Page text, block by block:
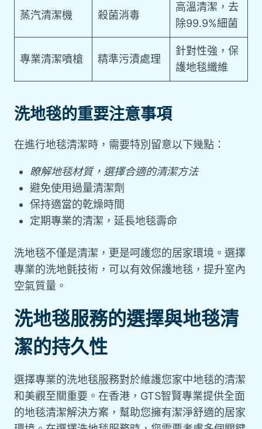
蒸汽清潔機 殺菌消毒
高溫清潔，去
除99.9%細菌
專業清潔噴槍 精準污漬處理
針對性強，保
護地毯纖維
洗地毯的重要注意事項
在進行地毯清潔時，需要特別留意以下幾點：
瞭解地毯材質，選擇合適的清潔方法
避免使用過量清潔劑
保持適當的乾燥時間
定期專業的清潔，延長地毯壽命
洗地毯不僅是清潔，更是呵護您的居家環境。選擇
專業的洗地氈技術，可以有效保護地毯，提升室內
空氣質量。
洗地毯服務的選擇與地毯清
潔的持久性
選擇專業的洗地毯服務對於維護您家中地毯的清潔
和美觀至關重要。在香港，GTS智賢專業提供全面
的地毯清潔解決方案，幫助您擁有潔淨舒適的居家